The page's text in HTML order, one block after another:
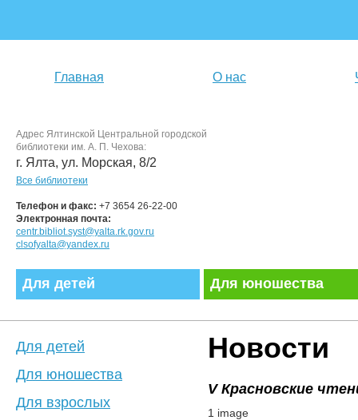
Главная О нас
Адрес Ялтинской Центральной городской
библиотеки им. А. П. Чехова:
г. Ялта, ул. Морская, 8/2
Все библиотеки
Телефон и факс: +7 3654 26-22-00
Электронная почта:
centr.bibliot.syst@yalta.rk.gov.ru
clsofyalta@yandex.ru
Для детей Для юношества
Новости
V Красновские
1 image
Для детей
Для юношества
Для взрослых